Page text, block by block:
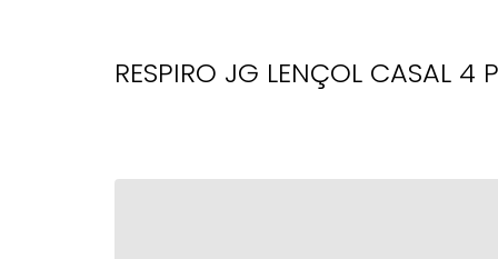
RESPIRO JG LENÇOL CASAL 4